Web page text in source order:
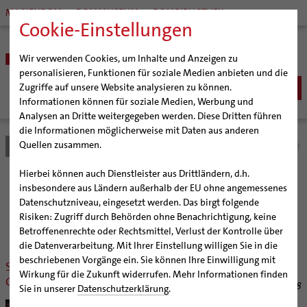
Cookie-Einstellungen
Wir verwenden Cookies, um Inhalte und Anzeigen zu
personalisieren, Funktionen für soziale Medien anbieten und die
Zugriffe auf unsere Website analysieren zu können.
Informationen können für soziale Medien, Werbung und
Analysen an Dritte weitergegeben werden. Diese Dritten führen
die Informationen möglicherweise mit Daten aus anderen
Quellen zusammen.
Hierbei können auch Dienstleister aus Drittländern, d.h.
insbesondere aus Ländern außerhalb der EU ohne angemessenes
Datenschutzniveau, eingesetzt werden. Das birgt folgende
Risiken: Zugriff durch Behörden ohne Benachrichtigung, keine
Betroffenenrechte oder Rechtsmittel, Verlust der Kontrolle über
die Datenverarbeitung. Mit Ihrer Einstellung willigen Sie in die
beschriebenen Vorgänge ein. Sie können Ihre Einwilligung mit
Wirkung für die Zukunft widerrufen. Mehr Informationen finden
Sie in unserer Datenschutzerklärung.
MARIENDOM DOMMUSEUM DOMBIBLIOTHEK
BISTUM
Bischöfe
Weihbischof Dr. Martin Marahrens
Bischof em. Norbert Trelle
Weihbischof em. Bongartz
Weihbischof em. Schwerdtfeger
Weihbischof em. Koitz
Bischof em. Dr. Wüstenberg
Generalvikariat
Gremien
Diözesangericht
Gemeindegremien
Pfarrgemeinden
Hildesheimer Dom
Virtueller Rundgang durch den Dom
Tausendjähriger Rosenstock
Die Hildesheimer Dommusik
Wallfahrten | Pilgern
Termine Wallfahrten und Pilgern
Jakobswege im Bistum Hildesheim
Veranstaltungen
Strategieprozess
Jugend
Bistum Hildesheim
Nachrichtenarchiv
der Bischöflichen Pressestelle Hildesheim (bph)
Schwerdtfeger wünscht Käßmann
Gottes Segen für Ruhestand
30.06.2018